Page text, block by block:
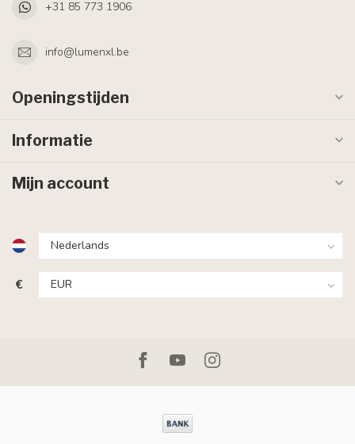
+31 85 773 1906
info@lumenxl.be
Openingstijden
Informatie
Mijn account
€